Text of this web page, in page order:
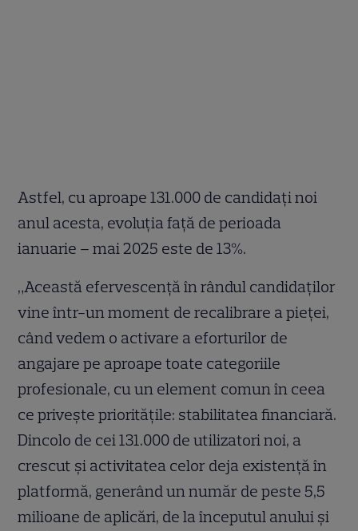
Astfel, cu aproape 131.000 de candidați noi
anul acesta, evoluția față de perioada
ianuarie – mai 2025 este de 13%.
„Această efervescență în rândul candidaților
vine într-un moment de recalibrare a pieței,
când vedem o activare a eforturilor de
angajare pe aproape toate categoriile
profesionale, cu un element comun în ceea
ce privește prioritățile: stabilitatea financiară.
Dincolo de cei 131.000 de utilizatori noi, a
crescut și activitatea celor deja existență în
platformă, generând un număr de peste 5,5
milioane de aplicări, de la începutul anului și